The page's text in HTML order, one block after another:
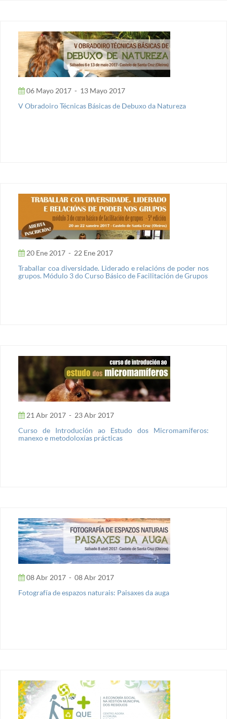
06 Mayo 2017 - 13 Mayo 2017
V Obradoiro Técnicas Básicas de Debuxo da Natureza
20 Ene 2017 - 22 Ene 2017
Traballar coa diversidade. Liderado e relacións de poder nos
grupos. Módulo 3 do Curso Básico de Facilitación de Grupos
21 Abr 2017 - 23 Abr 2017
Curso de Introdución ao Estudo dos Micromamíferos:
manexo e metodoloxías prácticas
08 Abr 2017 - 08 Abr 2017
Fotografía de espazos naturais: Paisaxes da auga